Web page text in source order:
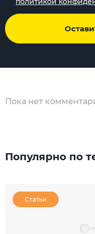
Пока нет
Популярно по
Статьи